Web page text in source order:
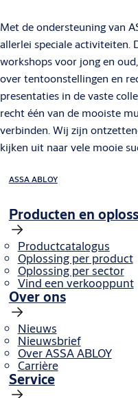
Met de ondersteuning van
allerlei speciale activiteiten.
workshops voor jong en
over tentoonstellingen en
presentaties in de vaste
recht één van de mooiste
verbinden. Wij zijn
kijken uit naar vele mooie
ASSA ABLOY
Producten en
Productcatalogus
Oplossing per product
Oplossing per sector
Vind een verkooppunt
Over ons
Nieuws
Nieuwsbrief
Over ASSA ABLOY
Carrière
Service